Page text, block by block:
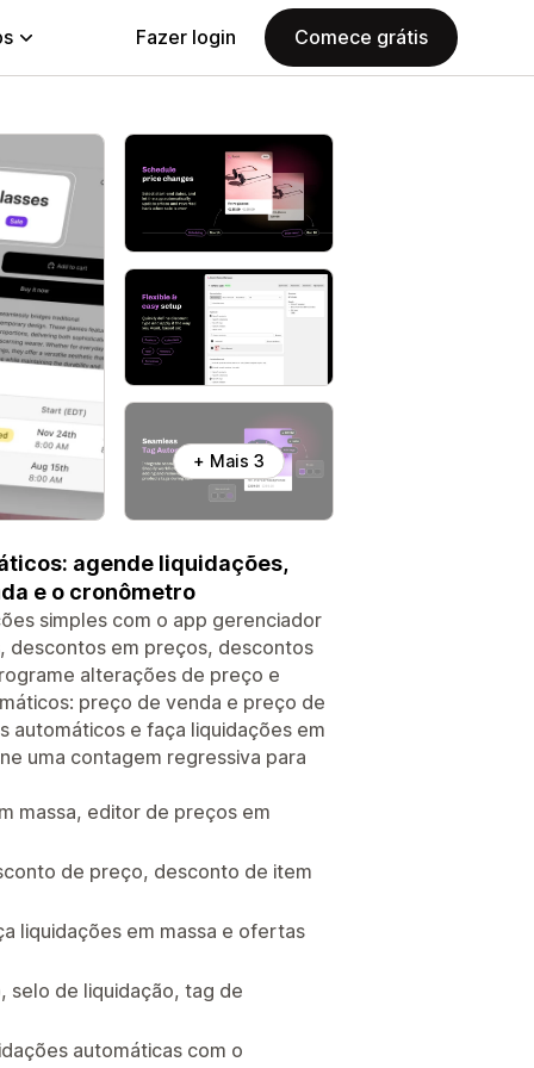
Fazer login Comece grátis
+ Mais 3
agende liquidações,
e o cronômetro
simples com o app gerenciador
descontos em preços, descontos
alterações de preço e
preço de venda e preço de
automáticos e faça liquidações em
uma contagem regressiva para
massa, editor de preços em
de preço, desconto de item
liquidações em massa e ofertas
selo de liquidação, tag de
automáticas com o